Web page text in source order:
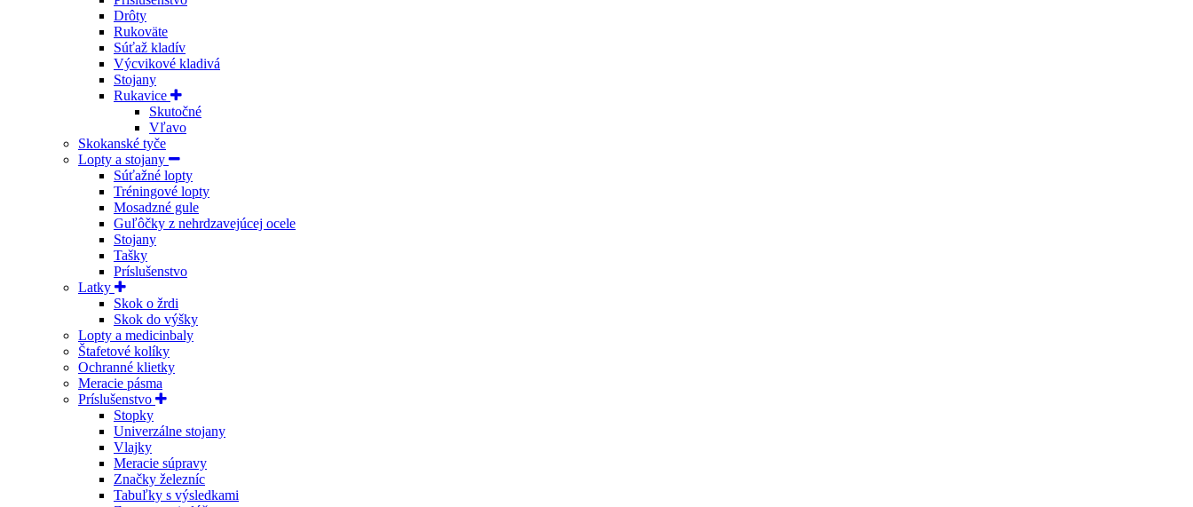
Drôty
Rukoväte
Súťaž kladív
Výcvikové kladivá
Stojany
Rukavice
Skutočné
Vľavo
Skokanské tyče
Lopty a stojany
Súťažné lopty
Tréningové lopty
Mosadzné gule
Guľôčky z nehrdzavejúcej ocele
Stojany
Tašky
Príslušenstvo
Latky
Skok o žrdi
Skok do výšky
Lopty a medicinbaly
Štafetové kolíky
Ochranné klietky
Meracie pásma
Príslušenstvo
Stopky
Univerzálne stojany
Vlajky
Meracie súpravy
Značky železníc
Tabuľky s výsledkami